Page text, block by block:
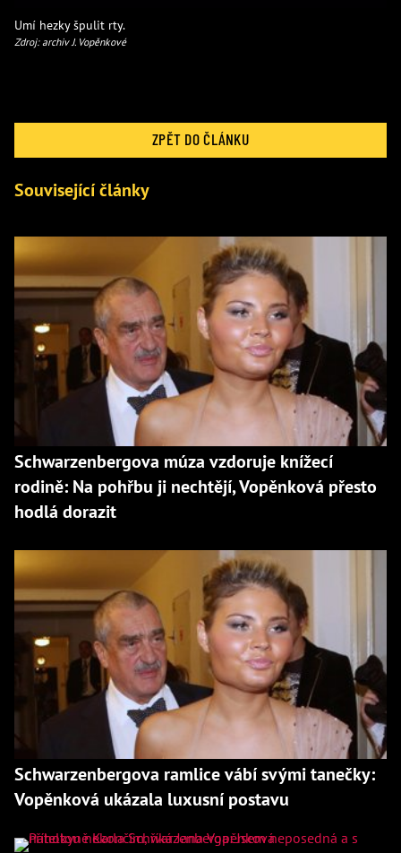
Umí hezky špulit rty.
Zdroj: archiv J. Vopěnkové
ZPĚT DO ČLÁNKU
Související články
Schwarzenbergova múza vzdoruje knížecí
rodině: Na pohřbu ji nechtějí, Vopěnková přesto
hodlá dorazit
Schwarzenbergova ramlice vábí svými tanečky:
Vopěnková ukázala luxusní postavu